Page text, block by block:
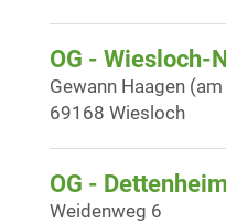
OG - Wiesloch-
Gewann Haagen
69168 Wiesloch
OG - Dettenheim
Weidenweg 6